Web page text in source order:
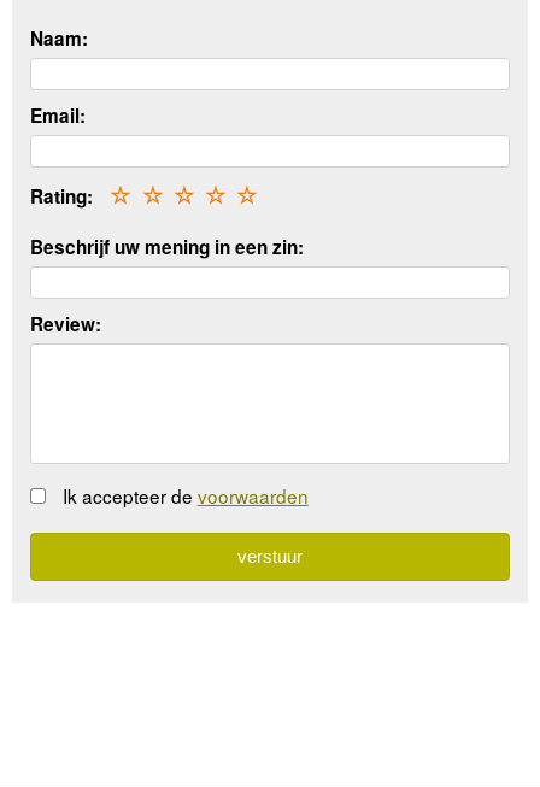
Naam:
Email:
Rating: ☆
☆
☆
☆
☆
Beschrijf uw mening in een zin:
Review:
Ik accepteer de voorwaarden